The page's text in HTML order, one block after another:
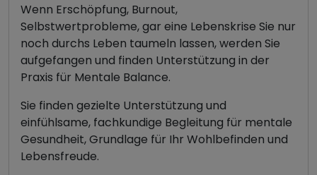
Wenn Erschöpfung, Burnout,
Selbstwertprobleme, gar eine Lebenskrise Sie nur
noch durchs Leben taumeln lassen, werden Sie
aufgefangen und finden Unterstützung in der
Praxis für Mentale Balance.
Sie finden gezielte Unterstützung und
einfühlsame, fachkundige Begleitung für mentale
Gesundheit, Grundlage für Ihr Wohlbefinden und
Lebensfreude.